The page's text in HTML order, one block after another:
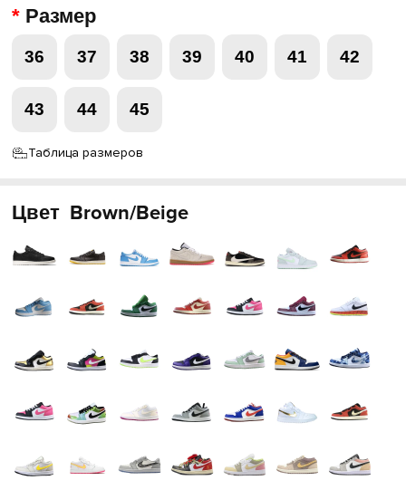
Размер
36 37 38 39 40 41 42
43 44 45
Таблица размеров
Цвет Brown/Beige